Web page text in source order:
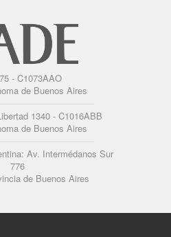
- C1073AAO
de Buenos Aires
1340 - C1016ABB
de Buenos Aires
Av. Intermédanos Sur
776
de Buenos Aires